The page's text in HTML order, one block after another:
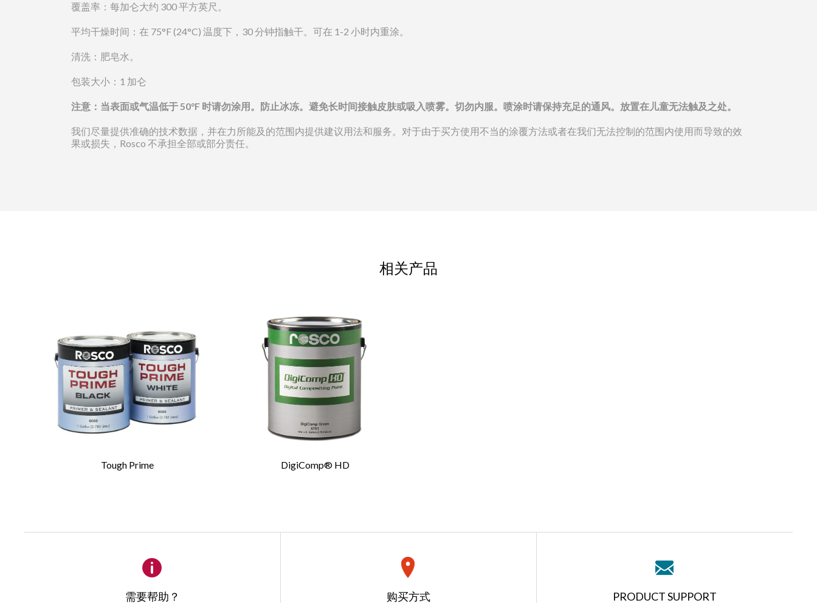
覆盖率：每加仑大约 300 平方英尺。
平均干燥时间：在 75°F (24°C) 温度下，30 分钟指触干。可在 1-2 小时内重涂。
清洗：肥皂水。
包装大小：1 加仑
注意：当表面或气温低于 50°F 时请勿涂用。防止冰冻。避免长时间接触皮肤或吸入喷雾。切勿内服。喷涂时请保持充足的通风。放置在儿童无法触及之处。
我们尽量提供准确的技术数据，并在力所能及的范围内提供建议用法和服务。对于由于买方使用不当的涂覆方法或者在我们无法控制的范围内使用而导致的效
果或损失，Rosco 不承担全部或部分责任。
必填内容*
姓* 名
* 确认邮件
价格实惠的专业质量舞台画笔
天然长鬃毛
经打磨的长桦木笔杆
Iddings 画笔是学生、教师或专业布景美术师的理想选择。
鬃毛精心制造而成，能提供平滑均匀的笔触。 这些画笔可在多
种舞台材料上使用，包括平纹细布、帆布、木材以及塑料和金
Broadway 或 Supersaturated Roscopaint。 每支 Iddings 画笔头
的涂封笔杆重量适当，适合学生和布景美术师使用，并且抗磨
相关产品
Tough Prime DigiComp® HD
索要报价
只需 2 步即可轻松获得报价
需要帮助？ 购买方式 PRODUCT SUPPORT